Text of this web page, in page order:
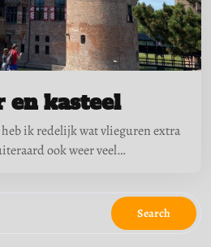
en kasteel
ik redelijk wat vlieguren extra
ook weer veel…